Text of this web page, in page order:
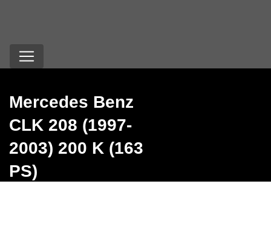
Mercedes Benz
CLK 208 (1997-
2003) 200 K (163
PS)